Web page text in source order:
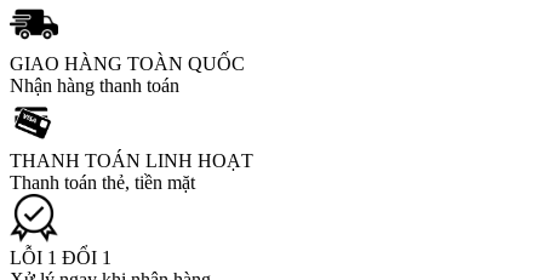
GIAO HÀNG TOÀN QUỐC
Nhận hàng thanh toán
THANH TOÁN LINH HOẠT
Thanh toán thẻ, tiền mặt
LỖI 1 ĐỔI 1